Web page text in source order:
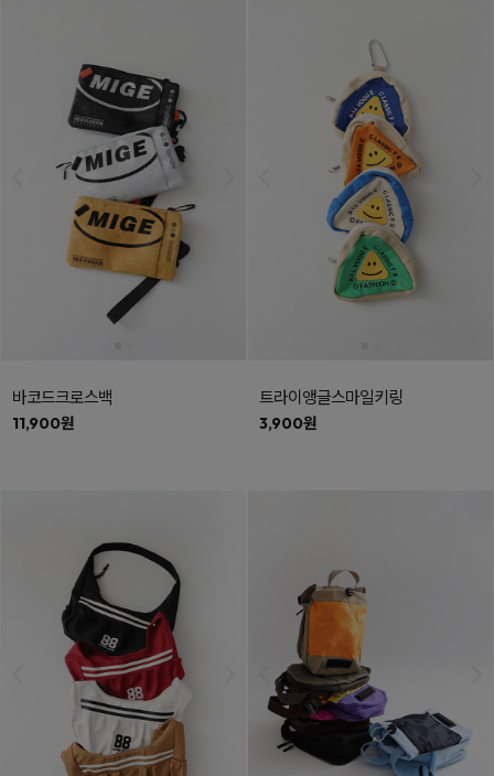
바코드크로스백
11,900원
트라이앵글스마일키링
3,900원